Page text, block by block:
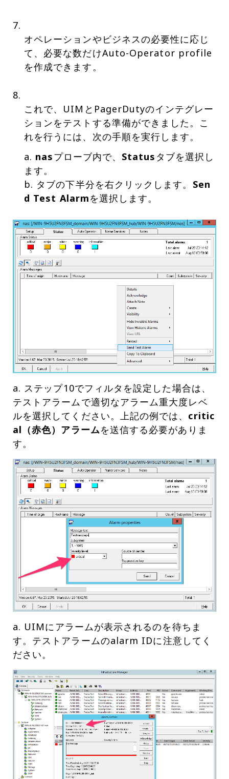
オペレーションやビジネスの必要性に応じ
て、必要な数だけAuto-Operator profile
を作成できます。
これで、UIMとPagerDutyのインテグレー
ションをテストする準備ができました。こ
れを行うには、次の手順を実行します。
a. nasプローブ内で、 Status タブを選択し
ます。
b. タブの下半分を右クリックします。 Sen
d Test Alarmを選択します。
a. ステップ10でフィルタを設定した場合は、
テストアラームで適切なアラーム重大度レベ
ルを選択してください。上記の例では、 critic
al（赤色）アラームを送信する必要がありま
す。
a. UIMにアラームが表示されるのを待ちま
す。テストアラームのalarm IDに注意してく
ださい。